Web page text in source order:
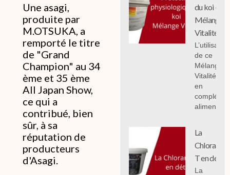
Une asagi,
produite par
M.OTSUKA, a
remporté le titre
de "Grand
Champion" au 34
ème et 35 ème
All Japan Show,
ce qui a
contribué, bien
sûr, à sa
réputation de
producteurs
d'Asagi.
du koi -
Mélange
Vitalité
L’utilisation
de ce
Mélange
Vitalité 1
en
alimentaire
La
T en détail
La